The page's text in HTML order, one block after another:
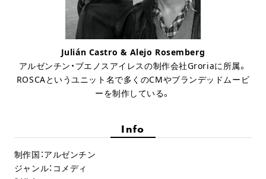
Julián Castro & Alejo Rosemberg
アルゼンチン・ブエノスアイレスの制作会社Groriaに所属。
ROSCAというユニット名で多くのCMやブランデッドムービ
ーを制作している。
Info
制作国：アルゼンチン
ジャンル：コメディ